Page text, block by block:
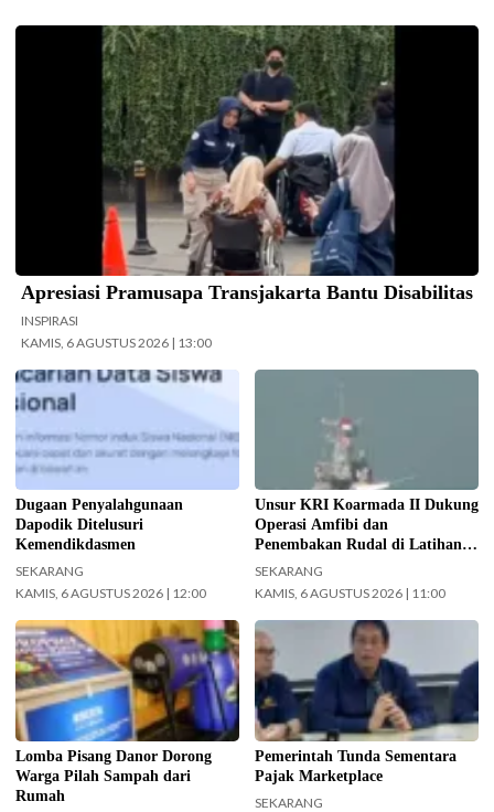
Pramusapa Transjakarta bantu disabilitas.(Foto: Istimewa-
beritajakarta.id)
Apresiasi Pramusapa Transjakarta Bantu Disabilitas
INSPIRASI
KAMIS, 6 AGUSTUS 2026 | 13:00
Kemendikdasmen gerak cepat
(gercep) melakukan verifikasi dan
penelusuran terhadap informasi
soal dugaan penyalahgunaan Data
Pokok Pendidikan (Dapodik).
(Foto: ist)
Dugaan Penyalahgunaan
Dapodik Ditelusuri
Kemendikdasmen
SEKARANG
KAMIS, 6 AGUSTUS 2026 | 12:00
TNI Terintegrasi Tahun 2026 yang
digelar di Daerah Latihan TNI AL
Pantai Todak, Dabo Singkep,
Kabupaten Lingga, Kepulauan Riau.
(Foto: Pen/2)
Unsur KRI Koarmada II Dukung
Operasi Amfibi dan
Penembakan Rudal di Latihan
TNI Terintegrasi Tahun 2026
SEKARANG
KAMIS, 6 AGUSTUS 2026 | 11:00
Pemkot Surabaya gelar Lomba
Pisang Danor. (Foto:
Surabaya.go.id)
Lomba Pisang Danor Dorong
Warga Pilah Sampah dari
Rumah
Menteri Keuangan (Menkeu)
Purbaya Yudhi Sadewa.
(InfoPublik.id)
Pemerintah Tunda Sementara
Pajak Marketplace
SEKARANG